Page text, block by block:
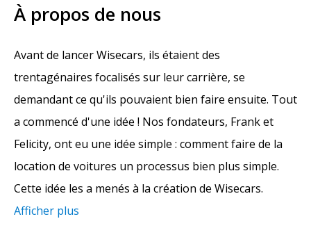
À propos de nous
Avant de lancer Wisecars, ils étaient des
trentagénaires focalisés sur leur carrière, se
demandant ce qu'ils pouvaient bien faire ensuite. Tout
a commencé d'une idée ! Nos fondateurs, Frank et
Felicity, ont eu une idée simple : comment faire de la
location de voitures un processus bien plus simple.
Cette idée les a menés à la création de Wisecars.
Afficher plus